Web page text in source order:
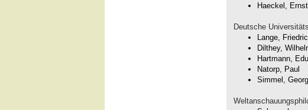
Haeckel, Ernst
Deutsche
Lange,
Dilthey,
Hartmann,
Natorp, Paul
Simmel, Georg